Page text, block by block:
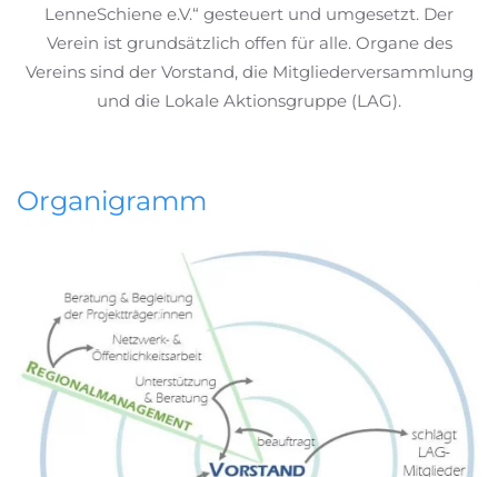
LenneSchiene e.V.“ gesteuert und umgesetzt. Der
Verein ist grundsätzlich offen für alle. Organe des
Vereins sind der Vorstand, die Mitgliederversammlung
und die Lokale Aktionsgruppe (LAG).
Organigramm